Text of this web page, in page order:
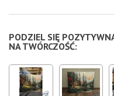
PODZIEL SIĘ
NA TWÓRCZOŚĆ: